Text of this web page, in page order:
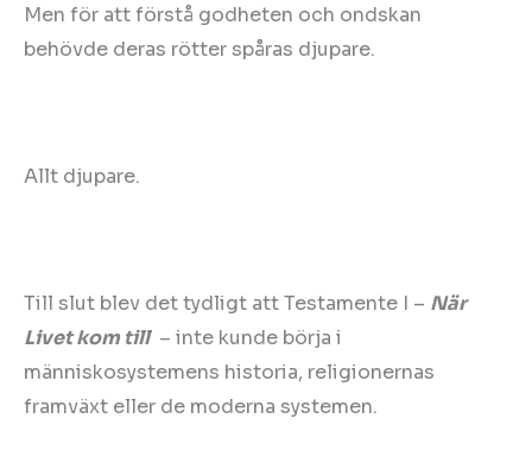
Men för att förstå godheten och ondskan
behövde deras rötter spåras djupare.
Allt djupare.
Till slut blev det tydligt att Testamente I – När
Livet kom till– inte kunde börja i
människosystemens historia, religionernas
framväxt eller de moderna systemen.